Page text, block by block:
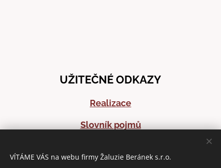
UŽITEČNÉ ODKAZY
Realizace
Slovník pojmů
VÍTÁME VÁS na webu firmy Žaluzie Beránek s.r.o.